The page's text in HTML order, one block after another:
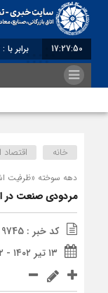
17:27:51 برابر با : Thursday - 6 August - 2026
خانه اقتصاد
دهه سوخته «ظرفیت
مردودی صنعت در
کد خبر : 9745
۱۳ تیر ۱۴۰۲ - ۸:۳۲